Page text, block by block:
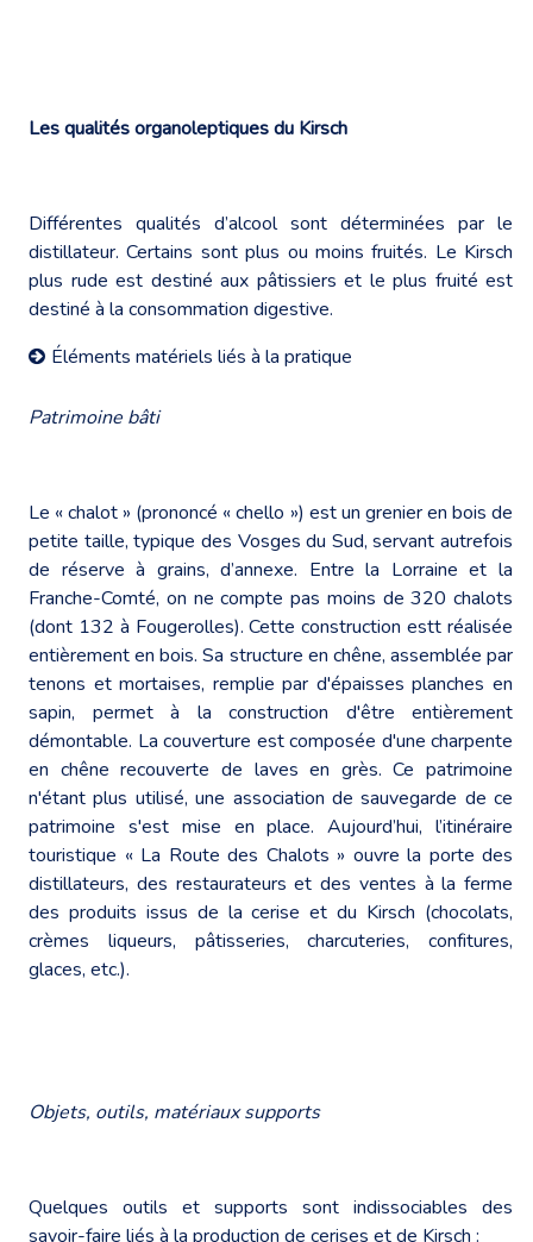
Les qualités organoleptiques du Kirsch
Différentes qualités d’alcool sont déterminées par le
distillateur. Certains sont plus ou moins fruités. Le Kirsch
plus rude est destiné aux pâtissiers et le plus fruité est
destiné à la consommation digestive.
Éléments matériels liés à la pratique
Patrimoine bâti
Le « chalot » (prononcé « chello ») est un grenier en bois de
petite taille, typique des Vosges du Sud, servant autrefois
de réserve à grains, d’annexe. Entre la Lorraine et la
Franche-Comté, on ne compte pas moins de 320 chalots
(dont 132 à Fougerolles). Cette construction estt réalisée
entièrement en bois. Sa structure en chêne, assemblée par
tenons et mortaises, remplie par d'épaisses planches en
sapin, permet à la construction d'être entièrement
démontable. La couverture est composée d'une charpente
en chêne recouverte de laves en grès. Ce patrimoine
n'étant plus utilisé, une association de sauvegarde de ce
patrimoine s'est mise en place. Aujourd’hui, l’itinéraire
touristique « La Route des Chalots » ouvre la porte des
distillateurs, des restaurateurs et des ventes à la ferme
des produits issus de la cerise et du Kirsch (chocolats,
crèmes liqueurs, pâtisseries, charcuteries, confitures,
glaces, etc.).
Objets, outils, matériaux supports
Quelques outils et supports sont indissociables des
savoir-faire liés à la production de cerises et de Kirsch :